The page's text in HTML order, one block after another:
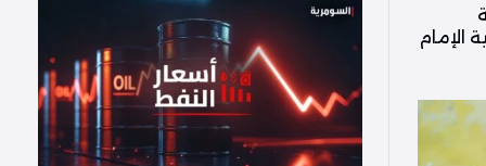
الإمام